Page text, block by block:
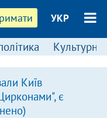
УКР
Культурні
Київ
є